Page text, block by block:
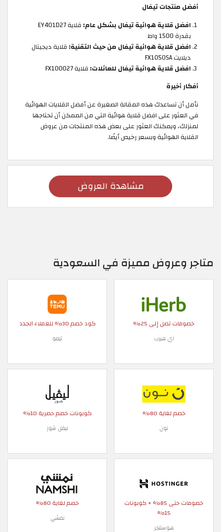
أفضل منتجات تيفال
افضل قلاية هوائية تيفال بشكل عام:
قلاية EY401D27
بقدرة 1500 واط
افضل قلاية هوائية تيفال من حيث التقنية: قلاية ديجيتال
ديلايت FX1050SA
افضل قلاية هوائية تيفال للعائلات: قلاية FX100027
أفكار أخيرة
نأمل أن تساعدك هذه المقالة الصغيرة عن أفضل القلايات الهوائية
في العثور على افضل قلاية هوائية التي من الممكن أن تحتاجها
لمنزلك، ويمكنك العثور على بعض هذه المنتجات من عروض
القلاية الهوائية وبسعر رخيص أيضًا.
مشاهدة العروض
متاجر وعروض مميزة في السعودية
خصومات تصل إلى 25%
اي هيرب
كود خصم 30% للعملاء الجدد
تيمو
خصم لغاية 80%
نون
كوبونات خصم حصرية 10%
ليفل شوز
خصومات حتى 85% + كوبونات
15%
هوستنجر
خصم لغاية 80%
نمشي